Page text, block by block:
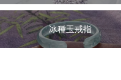
冰種玉戒指